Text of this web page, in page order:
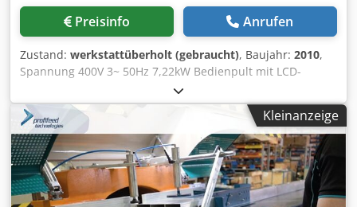
Preisinfo Anrufen
Zustand: werkstattüberholt (gebraucht), Baujahr: 2010,
Spannung 400V 3~ 50Hz 7,22kW Bedienpult mit LCD-
Anzeige und Tastenfeld Dkjdpjyf I T Uefx Abyor
Fügeaggregat mit 2 gegenläufigen Diamantfräsern
Eckenrundungsgerät für Stirnkanten manuelle
Aggregatverstellung Kantenstärke 0,4-5,0 mm (optional 8
mm) Werkstückhöhe 8-60mm Vorschubgeschwindigkeit 11
m/min 3 Freiplätze für Finishaggregate Kantenzuführung
für Rollen- und Streifenmaterial Ziehklinge
Kleinanzeige